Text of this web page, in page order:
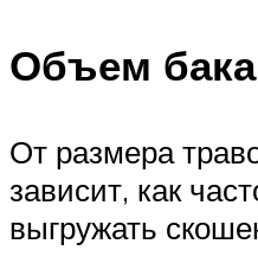
Объем бака
От размера
зависит, как
выгружать